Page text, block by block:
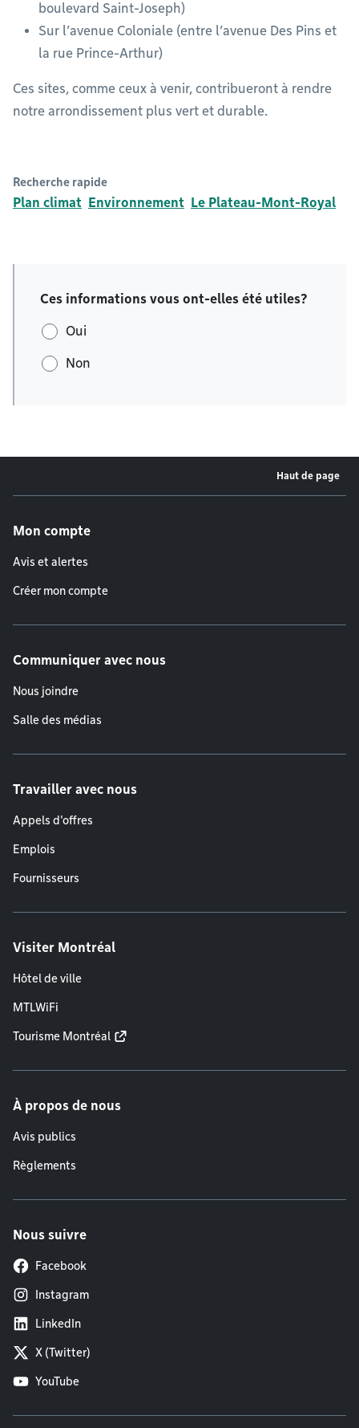
boulevard Saint-Joseph)
Sur l’avenue Coloniale (entre l’avenue Des Pins et
la rue Prince-Arthur)
Ces sites, comme ceux à venir, contribueront à rendre
notre arrondissement plus vert et durable.
Recherche rapide
Plan climat Environnement Le Plateau-Mont-Royal
Ces informations vous ont-elles été utiles?
Oui
Non
Haut de page
Mon compte
Avis et alertes
Créer mon compte
Communiquer avec nous
Nous joindre
Salle des médias
Travailler avec nous
Appels d'offres
Emplois
Fournisseurs
Visiter Montréal
Hôtel de ville
MTLWiFi
Tourisme Montréal
À propos de nous
Avis publics
Règlements
Nous suivre
Facebook
Instagram
LinkedIn
X (Twitter)
YouTube